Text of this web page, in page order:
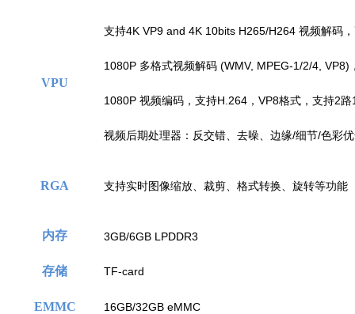
VPU
支持4K VP9 and 4K 10bits H265/H264 视频解码
1080P 多格式视频解码 (WMV, MPEG-1/2/4,
1080P 视频编码，支持H.264，VP8格式，支持2
视频后期处理器：反交错、去噪、边缘/细节/色彩
RGA 支持实时图像缩放、裁剪、格式转换、旋转等功能
内存 3GB/6GB LPDDR3
存储 TF-card
EMMC 16GB/32GB eMMC